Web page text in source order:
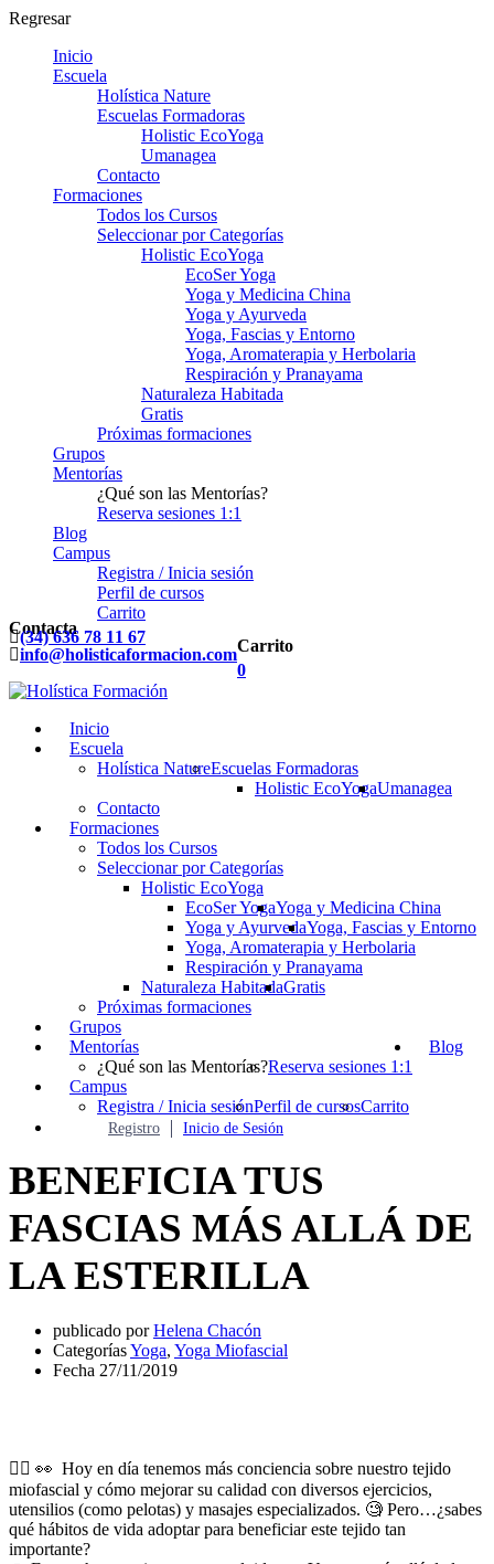
Regresar
Inicio
Escuela
Holística Nature
Escuelas Formadoras
Holistic EcoYoga
Umanagea
Contacto
Formaciones
Todos los Cursos
Seleccionar por Categorías
Holistic EcoYoga
EcoSer Yoga
Yoga y Medicina China
Yoga y Ayurveda
Yoga, Fascias y Entorno
Yoga, Aromaterapia y Herbolaria
Respiración y Pranayama
Naturaleza Habitada
Gratis
Próximas formaciones
Grupos
Mentorías
¿Qué son las Mentorías?
Reserva sesiones 1:1
Blog
Campus
Registra / Inicia sesión
Perfil de cursos
Carrito
Contacta
(34) 636 78 11 67
info@holisticaformacion.comCarrito
0
Inicio
Escuela
Holística NatureEscuelas Formadoras
Holistic EcoYogaUmanagea
Contacto
Formaciones
Todos los Cursos
Seleccionar por Categorías
Holistic EcoYoga
EcoSer YogaYoga y Medicina China
Yoga y AyurvedaYoga, Fascias y Entorno
Yoga, Aromaterapia y Herbolaria
Respiración y Pranayama
Naturaleza HabitadaGratis
Próximas formaciones
Grupos
Mentorías
¿Qué son las Mentorías?Reserva sesiones 1:1
Blog
Campus
Registra / Inicia sesiónPerfil de cursosCarrito
Registro Inicio de Sesión
BENEFICIA TUS
FASCIAS MÁS ALLÁ DE
LA ESTERILLA
publicado por Helena Chacón
CategoríasYoga, Yoga Miofascial
Fecha 27/11/2019
🙋‍♀️ 👀 Hoy en día tenemos más conciencia sobre nuestro tejido
miofascial y cómo mejorar su calidad con diversos ejercicios,
utensilios (como pelotas) y masajes especializados. 🧐 Pero…¿sabes
qué hábitos de vida adoptar para beneficiar este tejido tan
importante?